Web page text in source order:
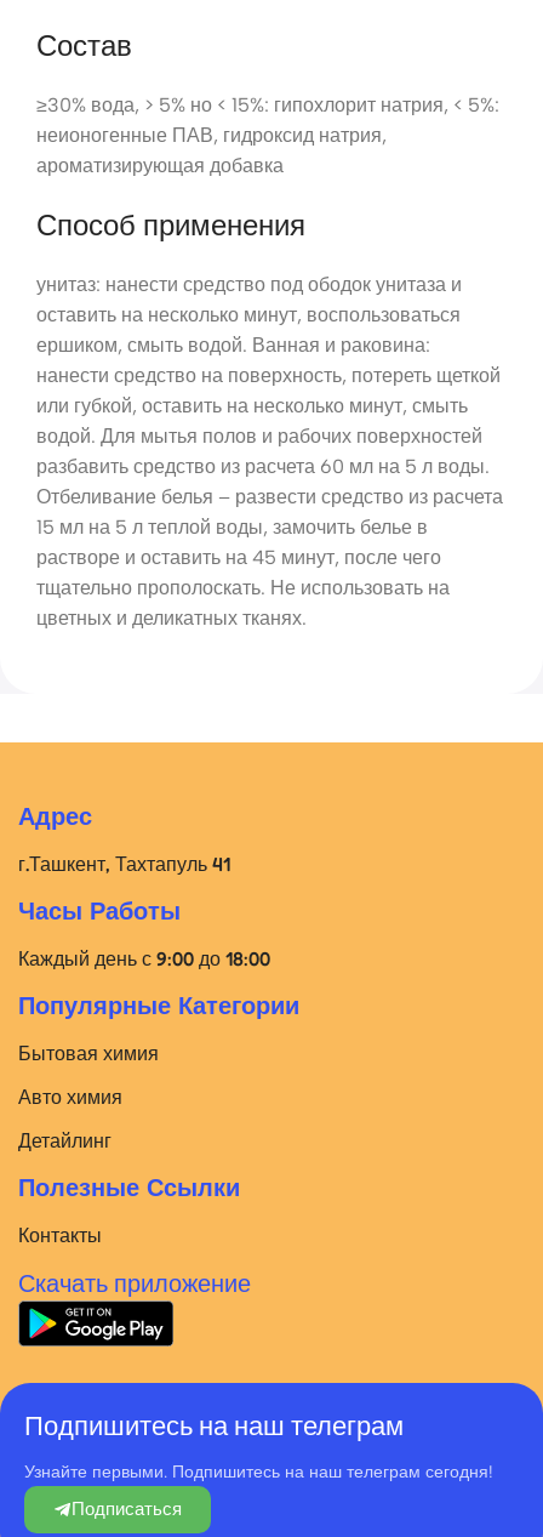
Состав
≥30% вода, > 5% но < 15%: гипохлорит натрия, < 5%:
неионогенные ПАВ, гидроксид натрия,
ароматизирующая добавка
Способ применения
унитаз: нанести средство под ободок унитаза и
оставить на несколько минут, воспользоваться
ершиком, смыть водой. Ванная и раковина:
нанести средство на поверхность, потереть щеткой
или губкой, оставить на несколько минут, смыть
водой. Для мытья полов и рабочих поверхностей
разбавить средство из расчета 60 мл на 5 л воды.
Отбеливание белья – развести средство из расчета
15 мл на 5 л теплой воды, замочить белье в
растворе и оставить на 45 минут, после чего
тщательно прополоскать. Не использовать на
цветных и деликатных тканях.
Адрес
г.Ташкент, Тахтапуль 41
Часы Работы
Каждый день с 9:00 до 18:00
Популярные Категории
Бытовая химия
Авто химия
Детайлинг
Полезные Ссылки
Контакты
Скачать приложение
Подпишитесь на наш телеграм
Узнайте первыми. Подпишитесь на наш телеграм сегодня!
Подписаться